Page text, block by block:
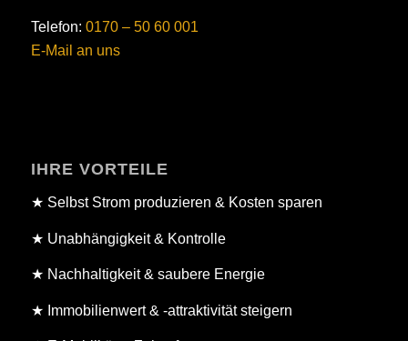
Telefon: 0170 – 50 60 001
E-Mail an uns
IHRE VORTEILE
★ Selbst Strom produzieren & Kosten sparen
★ Unabhängigkeit & Kontrolle
★ Nachhaltigkeit & saubere Energie
★ Immobilienwert & -attraktivität steigern